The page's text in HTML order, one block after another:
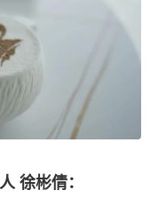
徐彬倩：